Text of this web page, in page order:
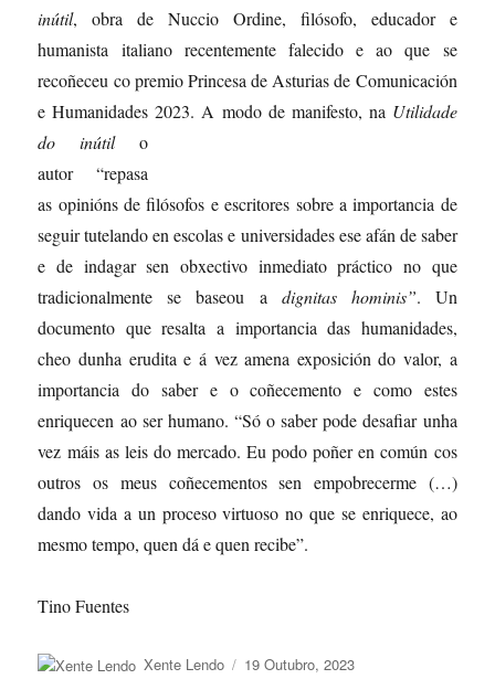
inútil, obra de Nuccio Ordine, filósofo, educador e
humanista italiano recentemente falecido e ao que se
recoñeceu co premio Princesa de Asturias de Comunicación
e Humanidades 2023. A modo de manifesto, na Utilidade
do inútilo
autor “repasa
as opinións de filósofos e escritores sobre a importancia de
seguir tutelando en escolas e universidades ese afán de saber
e de indagar sen obxectivo inmediato práctico no que
tradicionalmente se baseou a dignitas hominis”. Un
documento que resalta a importancia das humanidades,
cheo dunha erudita e á vez amena exposición do valor, a
importancia do saber e o coñecemento e como estes
enriquecen ao ser humano. “Só o saber pode desafiar unha
vez máis as leis do mercado. Eu podo poñer en común cos
outros os meus coñecementos sen empobrecerme (…)
dando vida a un proceso virtuoso no que se enriquece, ao
mesmo tempo, quen dá e quen recibe”.
Tino Fuentes
Autor
Xente Lendo
Publicado
19 Outubro, 2023